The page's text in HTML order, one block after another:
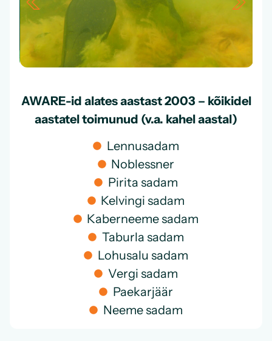
AWARE-id alates aastast 2003 – kõikidel
aastatel toimunud (v.a. kahel aastal)
Lennusadam
Noblessner
Pirita sadam
Kelvingi sadam
Kaberneeme sadam
Taburla sadam
Lohusalu sadam
Vergi sadam
Paekarjäär
Neeme sadam